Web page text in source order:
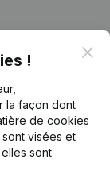
!
la façon dont
de cookies
visées et
sont
d’entreprise
internationale